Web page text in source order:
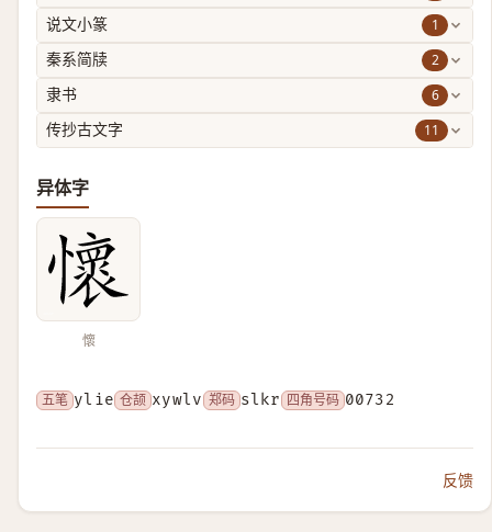
说文小篆 1
秦系简牍 2
隶书 6
传抄古文字 11
异体字
懷
五笔 ylie 仓颉 xywlv 郑码 slkr 四角号码 00732
反馈